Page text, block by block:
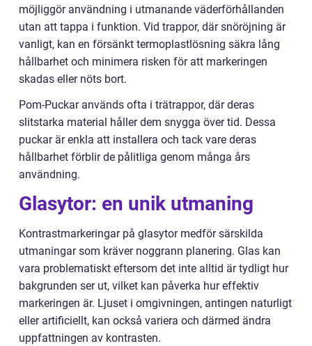
möjliggör användning i utmanande väderförhållanden
utan att tappa i funktion. Vid trappor, där snöröjning är
vanligt, kan en försänkt termoplastlösning säkra lång
hållbarhet och minimera risken för att markeringen
skadas eller nöts bort.
Pom-Puckar används ofta i trätrappor, där deras
slitstarka material håller dem snygga över tid. Dessa
puckar är enkla att installera och tack vare deras
hållbarhet förblir de pålitliga genom många års
användning.
Glasytor: en unik utmaning
Kontrastmarkeringar på glasytor medför särskilda
utmaningar som kräver noggrann planering. Glas kan
vara problematiskt eftersom det inte alltid är tydligt hur
bakgrunden ser ut, vilket kan påverka hur effektiv
markeringen är. Ljuset i omgivningen, antingen naturligt
eller artificiellt, kan också variera och därmed ändra
uppfattningen av kontrasten.